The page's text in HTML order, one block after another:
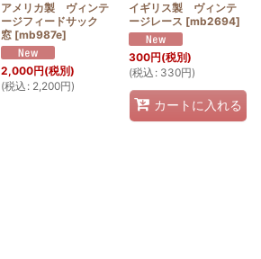
アメリカ製 ヴィンテ
ージフィードサック
窓 [mb987e]
2,000円(税別)
(税込 : 2,200円)
イギリス製 ヴィンテ
ージレース [mb2694]
300円(税別)
(税込 : 330円)
カートに入れる